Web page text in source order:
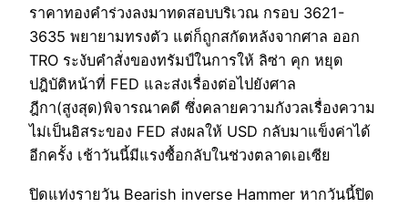
ราคาทองคำร่วงลงมาทดสอบบริเวณ กรอบ 3621-
3635 พยายามทรงตัว แต่ก็ถูกสกัดหลังจากศาล ออก
TRO ระงับคำสั่งของทรัมป์ในการให้ ลิซ่า คุก หยุด
ปฎิบัติหน้าที่ FED และส่งเรื่องต่อไปยังศาล
ฎีกา(สูงสุด)พิจารณาคดี ซึ่งคลายความกังวลเรื่องความ
ไม่เป็นอิสระของ FED ส่งผลให้ USD กลับมาแข็งค่าได้
อีกครั้ง เช้าวันนี้มีแรงซื้อกลับในช่วงตลาดเอเซีย
ปิดแท่งรายวัน Bearish inverse Hammer หากวันนี้ปิด